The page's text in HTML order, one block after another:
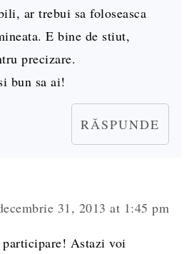
ar trebui sa foloseasca
E bine de stiut,
precizare.
bun sa ai!
RĂSPUNDE
31, 2013 at 1:45 pm
Astazi voi